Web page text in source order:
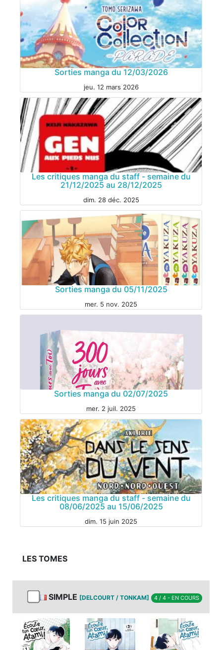
MANGA
MANGA
Sorties manga du 12/03/2026
jeu. 12 mars 2026
Les critiques manga du staff - semaine du
21/12/2025 au 28/12/2025
dim. 28 déc. 2025
MANGA
Sorties manga du 05/11/2025
mer. 5 nov. 2025
MANGA
Sorties manga du 02/07/2025
mer. 2 juil. 2025
Les critiques manga du staff - semaine du
08/06/2025 au 15/06/2025
dim. 15 juin 2025
LES TOMES
SIMPLE [DELCOURT / TONKAM] 4 / 4 - EN COURS